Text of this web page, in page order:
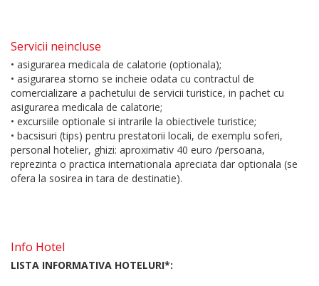
Servicii neincluse
• asigurarea medicala de calatorie (optionala);
• asigurarea storno se incheie odata cu contractul de
comercializare a pachetului de servicii turistice, in pachet cu
asigurarea medicala de calatorie;
• excursiile optionale si intrarile la obiectivele turistice;
• bacsisuri (tips) pentru prestatorii locali, de exemplu soferi,
personal hotelier, ghizi: aproximativ 40 euro /persoana,
reprezinta o practica internationala apreciata dar optionala (se
ofera la sosirea in tara de destinatie).
Info Hotel
LISTA INFORMATIVA HOTELURI*: